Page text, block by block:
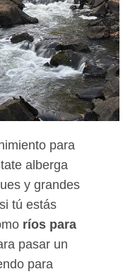
para
alberga
y grandes
tú estás
ríos para
pasar un
para